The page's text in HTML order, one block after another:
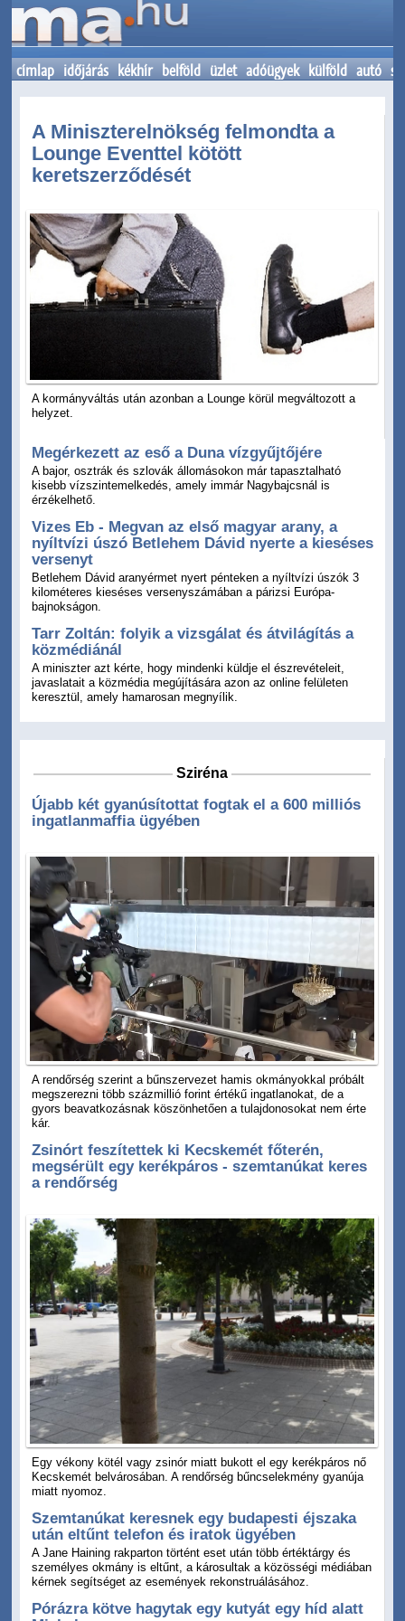
címlap időjárás kékhír belföld üzlet adóügyek külföld autó
A Miniszterelnökség felmondta a
Lounge Eventtel kötött
keretszerződését
A kormányváltás után azonban a Lounge körül megváltozott a
helyzet.
Megérkezett az eső a Duna vízgyűjtőjére
A bajor, osztrák és szlovák állomásokon már tapasztalható
kisebb vízszintemelkedés, amely immár Nagybajcsnál is
érzékelhető.
Vizes Eb - Megvan az első magyar arany, a
nyíltvízi úszó Betlehem Dávid nyerte a kieséses
versenyt
Betlehem Dávid aranyérmet nyert pénteken a nyíltvízi úszók 3
kilométeres kieséses versenyszámában a párizsi Európa-
bajnokságon.
Tarr Zoltán: folyik a vizsgálat és átvilágítás a
közmédiánál
A miniszter azt kérte, hogy mindenki küldje el észrevételeit,
javaslatait a közmédia megújítására azon az online felületen
keresztül, amely hamarosan megnyílik.
Sziréna
Újabb két gyanúsítottat fogtak el a 600 milliós
ingatlanmaffia ügyében
A rendőrség szerint a bűnszervezet hamis okmányokkal próbált
megszerezni több százmillió forint értékű ingatlanokat, de a
gyors beavatkozásnak köszönhetően a tulajdonosokat nem érte
kár.
Zsinórt feszítettek ki Kecskemét főterén,
megsérült egy kerékpáros - szemtanúkat keres
a rendőrség
Egy vékony kötél vagy zsinór miatt bukott el egy kerékpáros nő
Kecskemét belvárosában. A rendőrség bűncselekmény gyanúja
miatt nyomoz.
Szemtanúkat keresnek egy budapesti éjszaka
után eltűnt telefon és iratok ügyében
A Jane Haining rakparton történt eset után több értéktárgy és
személyes okmány is eltűnt, a károsultak a közösségi médiában
kérnek segítséget az események rekonstruálásához.
Pórázra kötve hagytak egy kutyát egy híd alatt